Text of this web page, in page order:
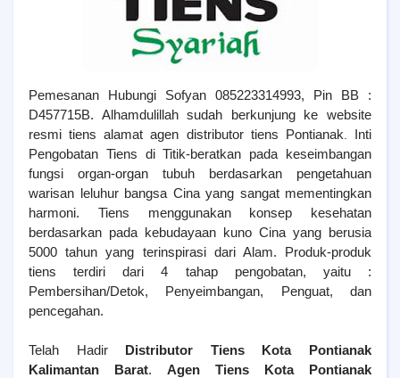
Pemesanan Hubungi Sofyan 085223314993, Pin BB :
D457715B. Alhamdulillah sudah berkunjung ke website
resmi tiens alamat agen distributor tiens Pontianak
Inti
Pengobatan Tiens di Titik-beratkan pada keseimbangan
fungsi organ-organ tubuh berdasarkan pengetahuan
warisan leluhur bangsa Cina yang sangat mementingkan
harmoni. Tiens menggunakan konsep kesehatan
berdasarkan pada kebudayaan kuno Cina yang berusia
5000 tahun yang terinspirasi dari Alam. Produk-produk
tiens terdiri dari 4 tahap pengobatan, yaitu :
Pembersihan/Detok, Penyeimbangan, Penguat, dan
pencegahan.
Telah Hadir Distributor Tiens Kota Pontianak
Kalimantan Barat. Agen Tiens Kota Pontianak